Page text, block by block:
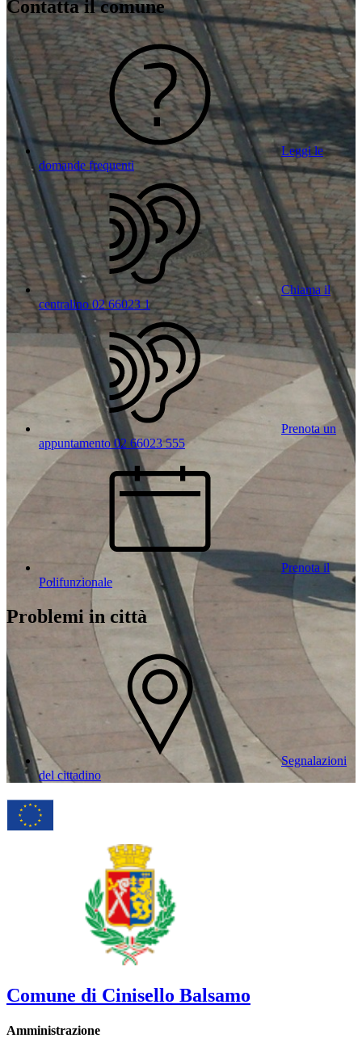
Contatta il comune
Leggi le
domande frequenti
Chiama il
centralino 02 66023 1
Prenota un
appuntamento 02 66023 555
Prenota il
Polifunzionale
Problemi in città
Segnalazioni
del cittadino
Comune di Cinisello Balsamo
Amministrazione